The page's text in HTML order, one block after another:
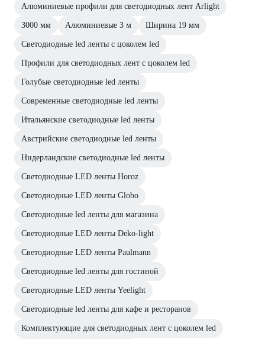
Алюминиевые профили для светодиодных лент Arlight
3000 мм Алюминиевые 3 м Ширина 19 мм
Светодиодные led ленты с цоколем led
Профили для светодиодных лент с цоколем led
Голубые светодиодные led ленты
Современные светодиодные led ленты
Итальянские светодиодные led ленты
Австрийские светодиодные led ленты
Нидерландские светодиодные led ленты
Светодиодные LED ленты Horoz
Светодиодные LED ленты Globo
Светодиодные led ленты для магазина
Светодиодные LED ленты Deko-light
Светодиодные LED ленты Paulmann
Светодиодные led ленты для гостиной
Светодиодные LED ленты Yeelight
Светодиодные led ленты для кафе и ресторанов
Комплектующие для светодиодных лент с цоколем led